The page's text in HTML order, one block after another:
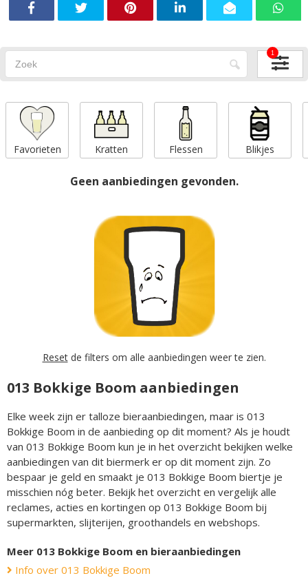
1
Favorieten Kratten Flessen Blikjes
Geen aanbiedingen gevonden.
Resetde filters om alle aanbiedingen weer te zien.
013 Bokkige Boom aanbiedingen
Elke week zijn er talloze bieraanbiedingen, maar is 013
Bokkige Boom in de aanbieding op dit moment? Als je houdt
van 013 Bokkige Boom kun je in het overzicht bekijken welke
aanbiedingen van dit biermerk er op dit moment zijn. Zo
bespaar je geld en smaakt je 013 Bokkige Boom biertje je
misschien nóg beter. Bekijk het overzicht en vergelijk alle
reclames, acties en kortingen op 013 Bokkige Boom bij
supermarkten, slijterijen, groothandels en webshops.
Meer 013 Bokkige Boom en bieraanbiedingen
Info over 013 Bokkige Boom